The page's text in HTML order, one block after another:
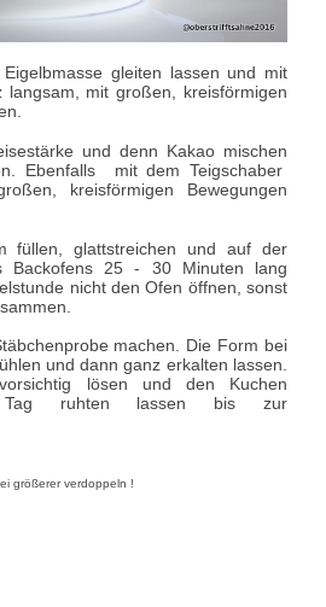
gleiten lassen und mit
langsam, mit großen, kreisförmigen
und denn Kakao mischen
Ebenfalls mit dem Teigschaber
kreisförmigen Bewegungen
füllen, glattstreichen und auf der
Backofens 25 - 30 Minuten lang
nicht den Ofen öffnen, sonst
machen. Die Form bei
und dann ganz erkalten lassen.
lösen und den Kuchen
Tag ruhten lassen bis zur
größerer verdoppeln !